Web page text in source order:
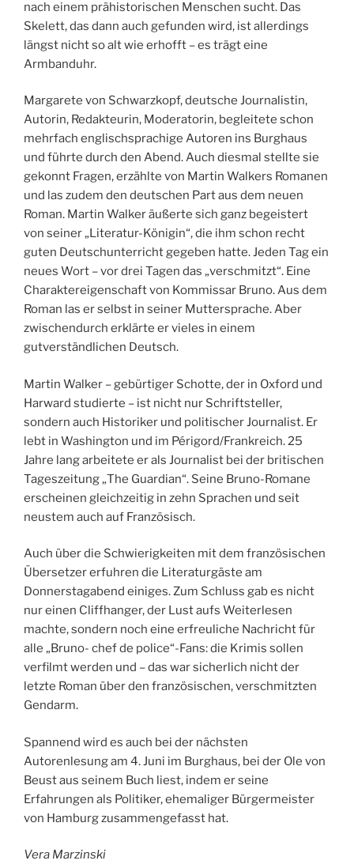
nach einem prähistorischen Menschen sucht. Das
Skelett, das dann auch gefunden wird, ist allerdings
längst nicht so alt wie erhofft – es trägt eine
Armbanduhr.
Margarete von Schwarzkopf, deutsche Journalistin,
Autorin, Redakteurin, Moderatorin, begleitete schon
mehrfach englischsprachige Autoren ins Burghaus
und führte durch den Abend. Auch diesmal stellte sie
gekonnt Fragen, erzählte von Martin Walkers Romanen
und las zudem den deutschen Part aus dem neuen
Roman. Martin Walker äußerte sich ganz begeistert
von seiner „Literatur-Königin“, die ihm schon recht
guten Deutschunterricht gegeben hatte. Jeden Tag ein
neues Wort – vor drei Tagen das „verschmitzt“. Eine
Charaktereigenschaft von Kommissar Bruno. Aus dem
Roman las er selbst in seiner Muttersprache. Aber
zwischendurch erklärte er vieles in einem
gutverständlichen Deutsch.
Martin Walker – gebürtiger Schotte, der in Oxford und
Harward studierte – ist nicht nur Schriftsteller,
sondern auch Historiker und politischer Journalist. Er
lebt in Washington und im Périgord/Frankreich. 25
Jahre lang arbeitete er als Journalist bei der britischen
Tageszeitung „The Guardian“. Seine Bruno-Romane
erscheinen gleichzeitig in zehn Sprachen und seit
neustem auch auf Französisch.
Auch über die Schwierigkeiten mit dem französischen
Übersetzer erfuhren die Literaturgäste am
Donnerstagabend einiges. Zum Schluss gab es nicht
nur einen Cliffhanger, der Lust aufs Weiterlesen
machte, sondern noch eine erfreuliche Nachricht für
alle „Bruno- chef de police“-Fans: die Krimis sollen
verfilmt werden und – das war sicherlich nicht der
letzte Roman über den französischen, verschmitzten
Gendarm.
Spannend wird es auch bei der nächsten
Autorenlesung am 4. Juni im Burghaus, bei der Ole von
Beust aus seinem Buch liest, indem er seine
Erfahrungen als Politiker, ehemaliger Bürgermeister
von Hamburg zusammengefasst hat.
Vera Marzinski